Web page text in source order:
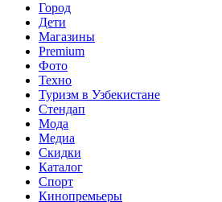
Город
Дети
Магазины
Premium
Фото
Техно
Туризм в Узбекистане
Стендап
Мода
Медиа
Скидки
Каталог
Спорт
Кинопремьеры